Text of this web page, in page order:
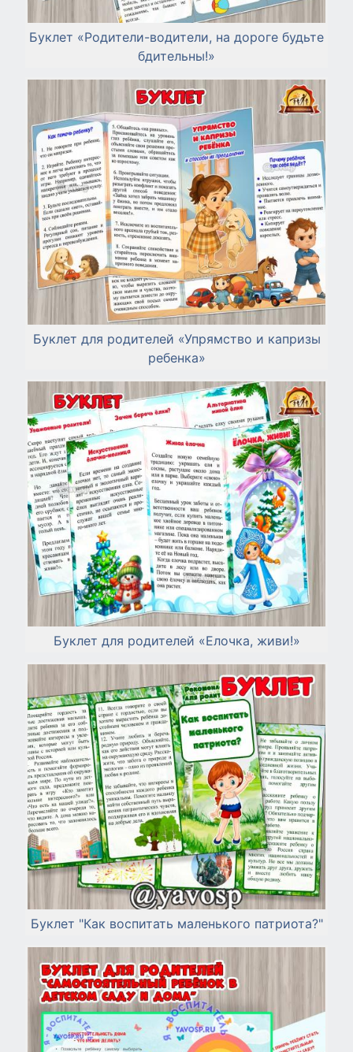
Буклет «Родители-водители, на дороге будьте
бдительны!»
Буклет для родителей «Упрямство и капризы
ребенка»
Буклет для родителей «Елочка, живи!»
Буклет "Как воспитать маленького патриота?"